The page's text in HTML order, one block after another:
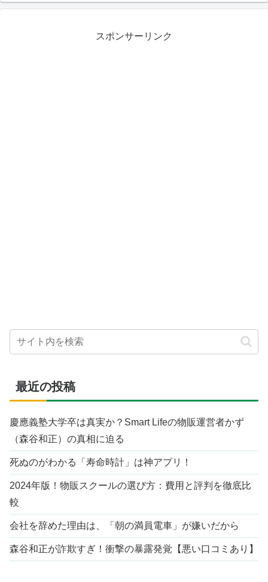
スポンサーリンク
最近の投稿
慶應義塾大学卒は真実か？Smart Lifeの物販運営者かず
（森谷和正）の真相に迫る
死ぬのがわかる「寿命時計」は神アプリ！
2024年版！物販スクールの選び方：費用と評判を徹底比
較
会社を辞めた理由は、「朝の満員電車」が嫌いだから
森谷和正が詐欺すぎ！衝撃の暴露発覚【悪い口コミあり】